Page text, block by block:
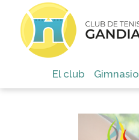
El club Gimnasio